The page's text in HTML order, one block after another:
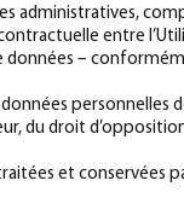
administratives,
entre
–
personnelles
du droit
et conservées